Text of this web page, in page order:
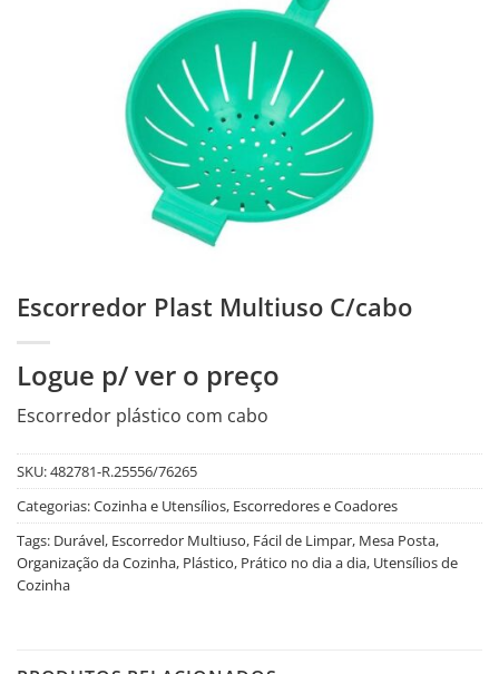
Escorredor Plast Multiuso C/cabo
Logue p/ ver o preço
Escorredor plástico com cabo
SKU:482781-R.25556/76265
Categorias:Cozinha e Utensílios, Escorredores e Coadores
Tags: Durável, Escorredor Multiuso, Fácil de Limpar, Mesa Posta,
Organização da Cozinha, Plástico, Prático no dia a dia, Utensílios de
Cozinha